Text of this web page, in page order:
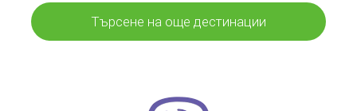
Търсене на още дестинации